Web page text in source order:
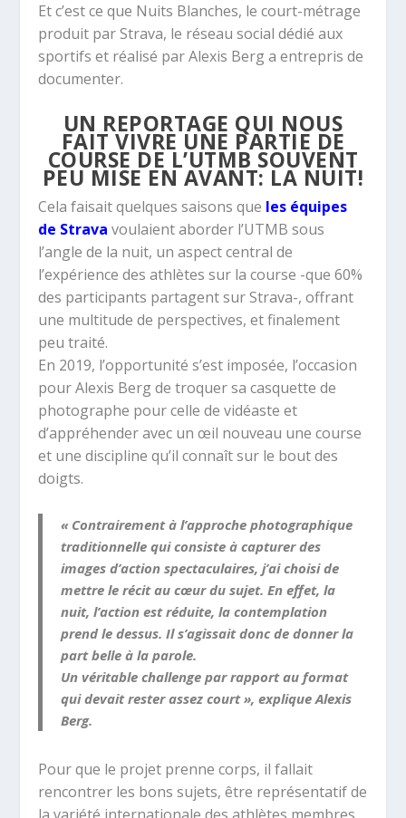
Et c’est ce que Nuits Blanches, le court-métrage
produit par Strava, le réseau social dédié aux
sportifs et réalisé par Alexis Berg a entrepris de
documenter.
UN REPORTAGE QUI NOUS
FAIT VIVRE UNE PARTIE DE
COURSE DE L’UTMB SOUVENT
PEU MISE EN AVANT: LA NUIT!
Cela faisait quelques saisons que les équipes
de Strava voulaient aborder l’UTMB sous
l’angle de la nuit, un aspect central de
l’expérience des athlètes sur la course -que 60%
des participants partagent sur Strava-, offrant
une multitude de perspectives, et finalement
peu traité.
En 2019, l’opportunité s’est imposée, l’occasion
pour Alexis Berg de troquer sa casquette de
photographe pour celle de vidéaste et
d’appréhender avec un œil nouveau une course
et une discipline qu’il connaît sur le bout des
doigts.
« Contrairement à l’approche photographique
traditionnelle qui consiste à capturer des
images d’action spectaculaires, j’ai choisi de
mettre le récit au cœur du sujet. En effet, la
nuit, l’action est réduite, la contemplation
prend le dessus. Il s’agissait donc de donner la
part belle à la parole.
Un véritable challenge par rapport au format
qui devait rester assez court », explique Alexis
Berg.
Pour que le projet prenne corps, il fallait
rencontrer les bons sujets, être représentatif de